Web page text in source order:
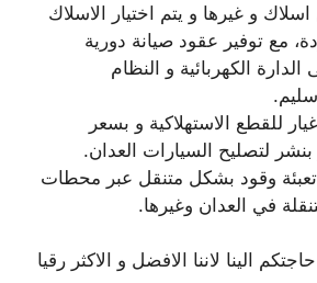
و غيرها و يتم اختيار الاسلاك
مع توفير عقود صيانة دورية
الكهربائية و النظام
سليم.
للقطع الاستهلاكية و بسعر
بنشر لتصليح السيارات العدان.
وقود بشكل متنقل عبر محطات
في العدان وغيرها.
حاجتكم الينا لاننا الافضل و الاكثر رقيا